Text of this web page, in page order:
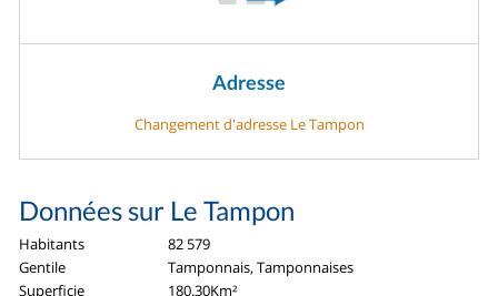
Adresse
Changement d'adresse Le Tampon
Données sur Le Tampon
Habitants
82 579
Gentile
Tamponnais, Tamponnaises
Superficie
180.30Km²